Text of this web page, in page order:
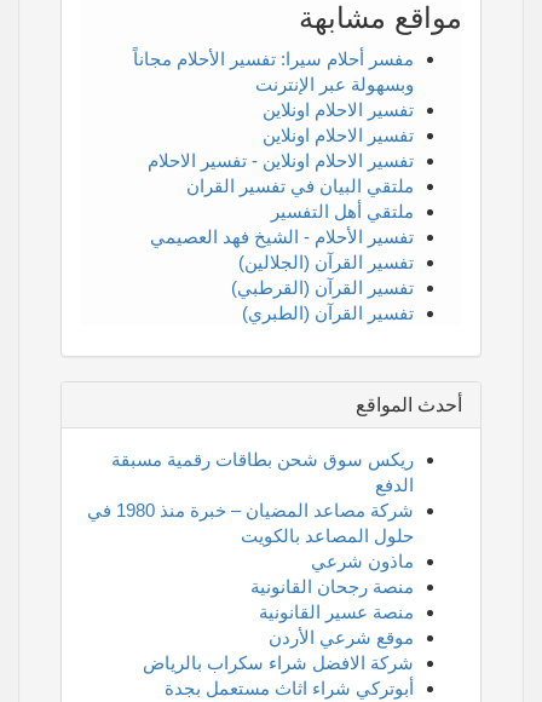
مواقع مشابهة
مفسر أحلام سيرا: تفسير الأحلام مجاناً
وبسهولة عبر الإنترنت
تفسير الاحلام اونلاين
تفسير الاحلام اونلاين
تفسير الاحلام اونلاين - تفسير الاحلام
ملتقي البيان في تفسير القران
ملتقي أهل التفسير
تفسير الأحلام - الشيخ فهد العصيمي
تفسير القرآن (الجلالين)
تفسير القرآن (القرطبي)
تفسير القرآن (الطبري)
أحدث المواقع
ريكس سوق شحن بطاقات رقمية مسبقة
الدفع
شركة مصاعد المضيان – خبرة منذ 1980 في
حلول المصاعد بالكويت
ماذون شرعي
منصة رجحان القانونية
منصة عسير القانونية
موقع شرعي الأردن
شركة الافضل شراء سكراب بالرياض
أبوتركي شراء اثاث مستعمل بجدة